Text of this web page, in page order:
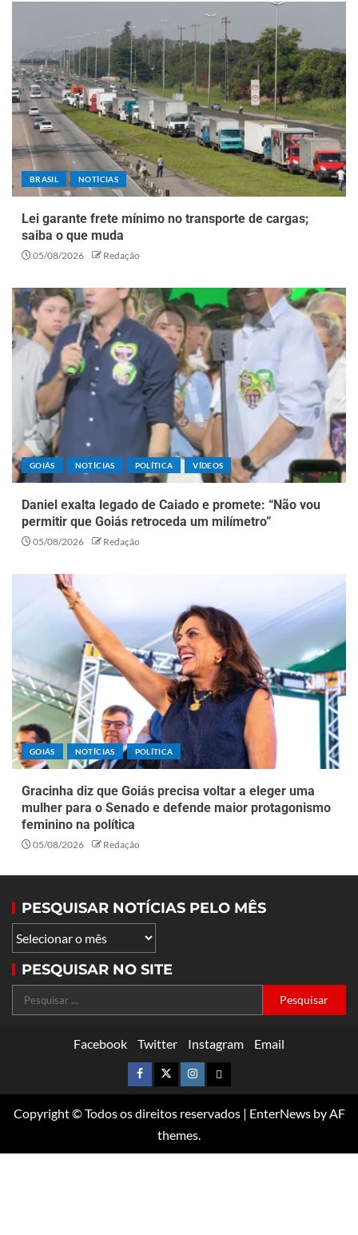
BRASIL NOTÍCIAS
Lei garante frete mínimo no transporte de cargas;
saiba o que muda
05/08/2026 Redação
GOIÁS NOTÍCIAS POLÍTICA VÍDEOS
Daniel exalta legado de Caiado e promete: “Não vou
permitir que Goiás retroceda um milímetro”
05/08/2026 Redação
GOIÁS NOTÍCIAS POLÍTICA
Gracinha diz que Goiás precisa voltar a eleger uma
mulher para o Senado e defende maior protagonismo
feminino na política
05/08/2026 Redação
PESQUISAR NOTÍCIAS PELO MÊS
PESQUISAR NO SITE
Facebook Twitter Instagram Email
Copyright © Todos os direitos reservados | EnterNewsby AF
themes.